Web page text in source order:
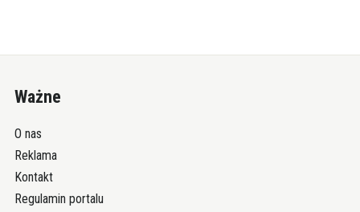
Ważne
O nas
Reklama
Kontakt
Regulamin portalu